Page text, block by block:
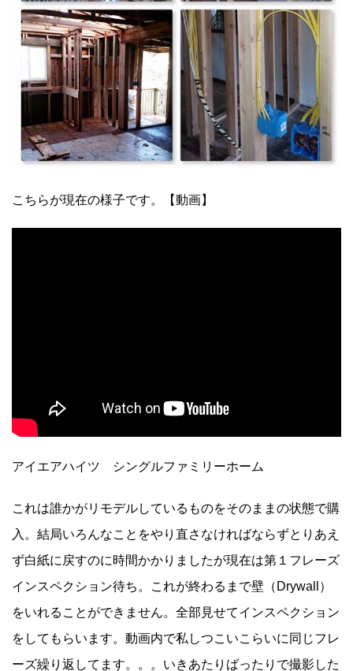
こちらが現在の様子です。【動画】
アイエアハイツ シングルファミリーホーム
これは誰かがリモデルしているものをそのままの状態で購
入。結局いろんなことをやり直さなければならずとりあえ
ず白紙に戻すのに時間かかりましたが現在は第１フレーズ
インスペクション待ち。これが終わるまで壁（Drywall）
をいれることができません。全部見せてインスペクション
をしてもらいます。動画内で私しつこいこらいに同じフレ
ーズ繰り返してます。。。いきあたりばったりで撮影した